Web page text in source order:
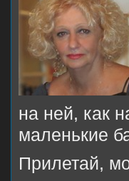
на ней, как
маленькие
Прилетай,